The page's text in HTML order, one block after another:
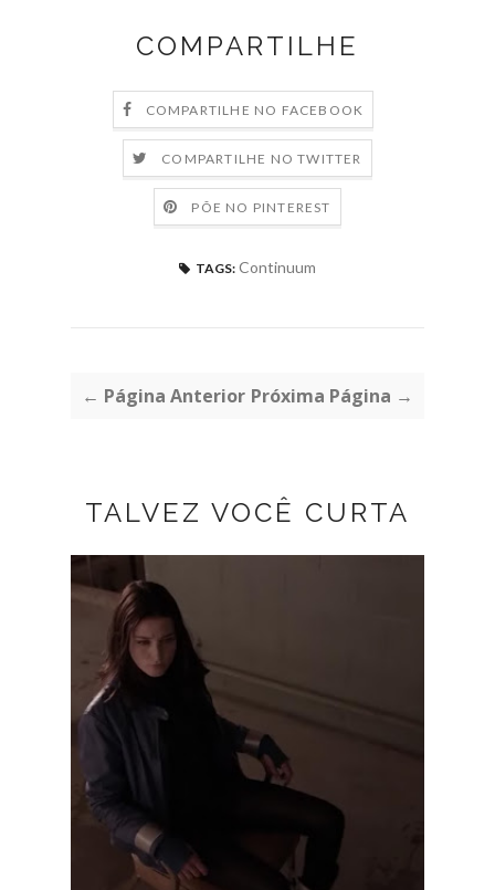
COMPARTILHE
COMPARTILHE NO FACEBOOK
COMPARTILHE NO TWITTER
PÕE NO PINTEREST
TAGS: Continuum
← Página Anterior Próxima Página →
TALVEZ VOCÊ CURTA